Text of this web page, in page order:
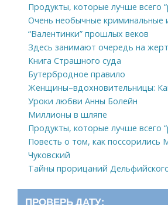
Продукты, которые лучше всего
Очень необычные криминальные
“Валентинки” прошлых веков
Здесь занимают очередь на
Книга Страшного суда
Бутербродное правило
Женщины–вдохновительницы:
Уроки любви Анны Болейн
Миллионы в шляпе
Продукты, которые лучше всего
Повесть о том, как поссорились
Чуковский
Тайны прорицаний
ПРОВЕРЬ ДАТУ: